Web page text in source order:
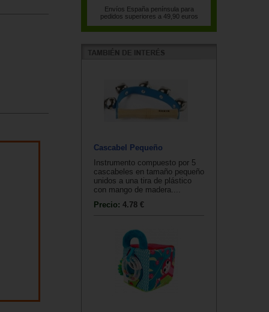
Envíos España península para
pedidos superiores a 49,90 euros
Cascabel Pequeño
Instrumento compuesto por 5
cascabeles en tamaño pequeño
unidos a una tira de plástico
con mango de madera....
Precio: 4.78 €